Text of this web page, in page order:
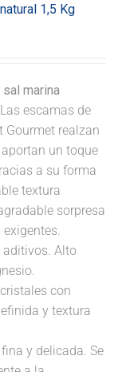
1,5 Kg
marina
Las escamas de
Gourmet realzan
un toque
a su forma
textura
sorpresa
aditivos. Alto
con
y textura
y delicada. Se